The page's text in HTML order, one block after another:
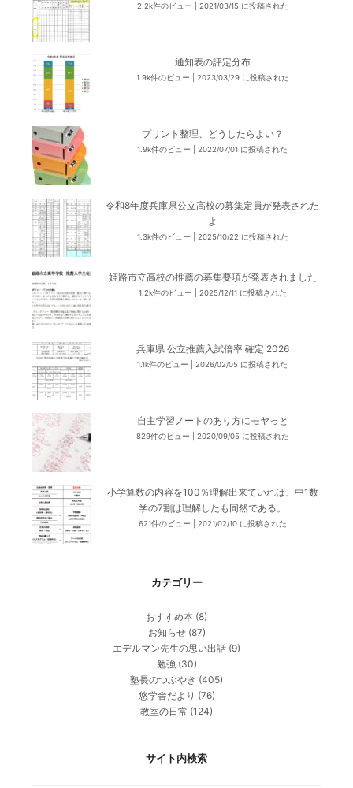
2.2k件のビュー 2021/03/15 に投稿された
通知表の評定分布
1.9k件のビュー 2023/03/29 に投稿された
プリント整理、どうしたらよい？
1.9k件のビュー 2022/07/01 に投稿された
令和8年度兵庫県公立高校の募集定員が発表された
よ
1.3k件のビュー 2025/10/22 に投稿された
姫路市立高校の推薦の募集要項が発表されました
1.2k件のビュー 2025/12/11 に投稿された
兵庫県 公立推薦入試倍率 確定 2026
1.1k件のビュー 2026/02/05 に投稿された
自主学習ノートのあり方にモヤっと
829件のビュー 2020/09/05 に投稿された
小学算数の内容を100％理解出来ていれば、中1数
学の7割は理解したも同然である。
621件のビュー 2021/02/10 に投稿された
カテゴリー
おすすめ本 (8)
お知らせ(87)
エデルマン先生の思い出話 (9)
勉強 (30)
塾長のつぶやき (405)
悠学舎だより (76)
教室の日常 (124)
サイト内検索